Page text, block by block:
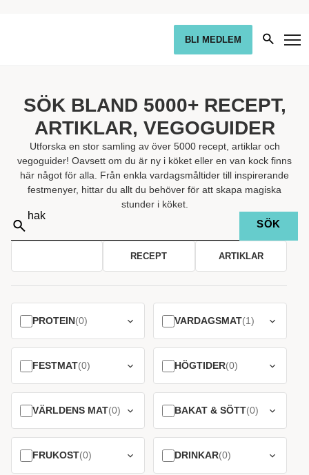
BLI MEDLEM
SÖK BLAND 5000+ RECEPT,
ARTIKLAR, VEGOGUIDER
Utforska en stor samling av över 5000 recept, artiklar och
vegoguider! Oavsett om du är ny i köket eller en van kock finns
här något för alla. Från enkla vardagsmåltider till inspirerande
festmenyer, hittar du allt du behöver för att skapa magiska
stunder i köket.
Sök
på:
RECEPT ARTIKLAR
PROTEIN(0) VARDAGSMAT(1)
FESTMAT(0) HÖGTIDER(0)
VÄRLDENS MAT(0) BAKAT & SÖTT(0)
FRUKOST(0) DRINKAR(0)